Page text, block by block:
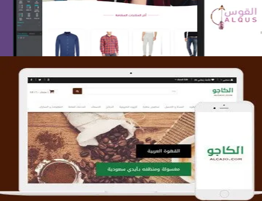
تصميم متجر الكاجو
التفاصيل